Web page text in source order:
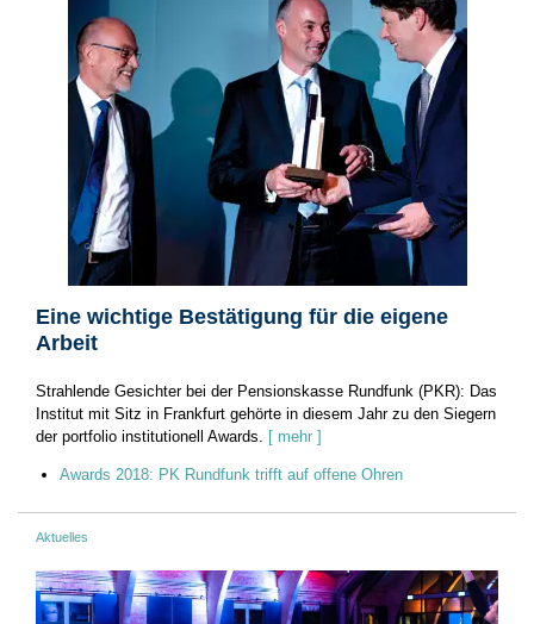
Eine wichtige Bestätigung für die eigene
Arbeit
Strahlende Gesichter bei der Pensionskasse Rundfunk (PKR): Das
Institut mit Sitz in Frankfurt gehörte in diesem Jahr zu den Siegern
der portfolio ­institutionell Awards. [ mehr ]
Awards 2018: PK Rundfunk trifft auf offene Ohren
Aktuelles